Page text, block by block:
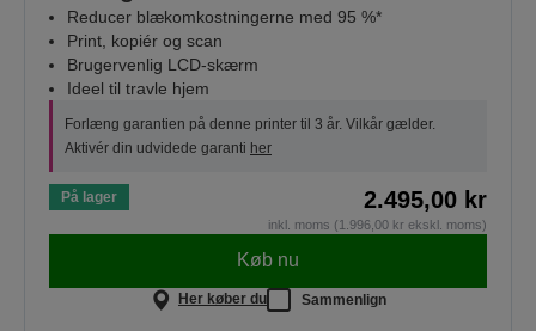
Reducer blækomkostningerne med 95 %*
Print, kopiér og scan
Brugervenlig LCD-skærm
Ideel til travle hjem
Forlæng garantien på denne printer til 3 år. Vilkår gælder.
Aktivér din udvidede garanti her
På lager 2.495,00 kr
inkl. moms (1.996,00 kr ekskl. moms)
Køb nu
Her køber du Sammenlign